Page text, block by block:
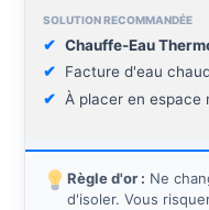
Chauffe-Eau
Facture d'eau
À placer en espace
Règle d'or : Ne
d'isoler. Vous